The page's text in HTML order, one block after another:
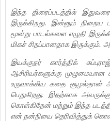
இந்த திரைப்படத்தில்
இருக்கிறது. இன்னும்
மூன்று பாடல்களை எழுதி
மிகச் சிறப்பானதாக இருக்கும்.
இயக்குநர் கார்த்திக்
ஆசிரியர்களுக்கு
உருவாக்கிய கதை சூழல்தான்
பெறுகிறது. இதற்காக
கொள்கிறேன் மற்றும் இந்த
என் நன்றியை தெரிவித்துக்